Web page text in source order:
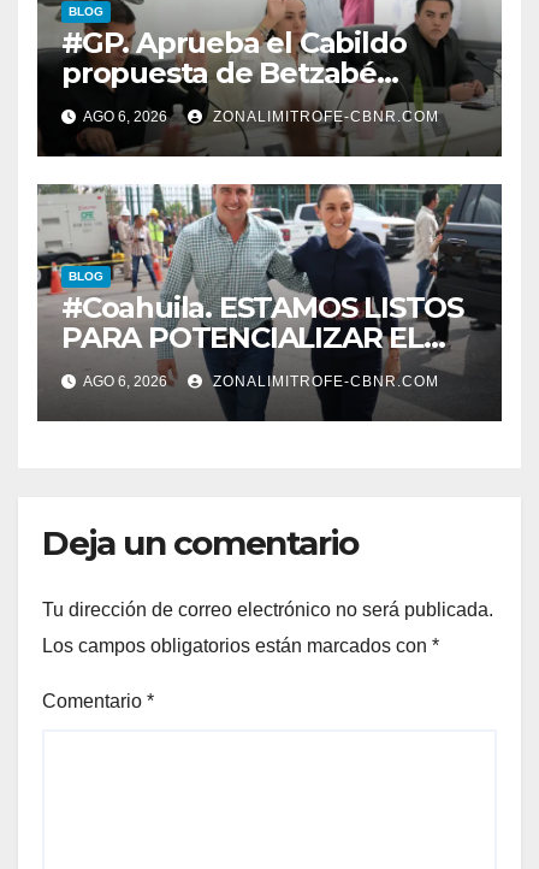
BLOG
#GP. Aprueba el Cabildo
propuesta de Betzabé
Martínez para su primer
informe el día 20 de agosto a
las 11 de la mañana*
AGO 6, 2026 ZONALIMITROFE-CBNR.COM
BLOG
#Coahuila. ESTAMOS LISTOS
PARA POTENCIALIZAR EL
GAS COAHUILA: MANOLO
AGO 6, 2026 ZONALIMITROFE-CBNR.COM
Deja un comentario
Tu dirección de correo electrónico no será publicada.
Los campos obligatorios están marcados con *
Comentario *